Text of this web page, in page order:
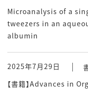
Microanalysis of a
tweezers in an
albumin
2025年7月29日
【書籍】Advances in